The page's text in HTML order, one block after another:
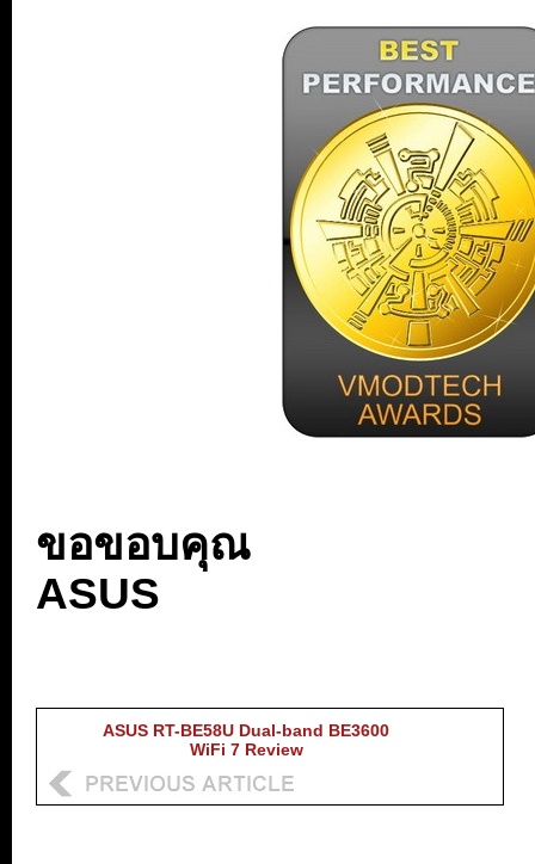
ขอขอบคุณ
ASUS
ASUS RT-BE58U Dual-band BE3600
WiFi 7 Review